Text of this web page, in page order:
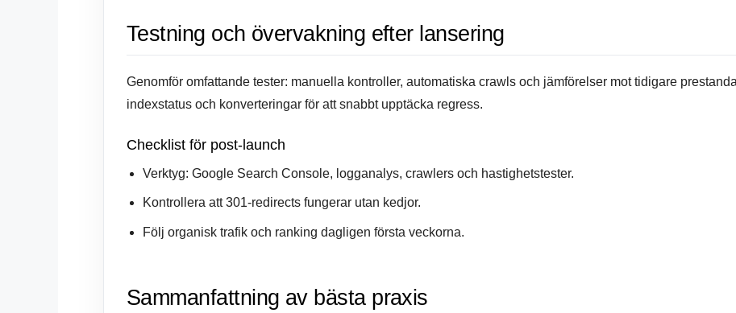
Testning och övervakning efter lansering
Genomför omfattande tester: manuella kontroller, automatiska crawls och jämförelser mot tidigare
indexstatus och konverteringar för att snabbt upptäcka regress.
Checklist för post-launch
Verktyg: Google Search Console, logganalys, crawlers och hastighetstester.
Kontrollera att 301-redirects fungerar utan kedjor.
Följ organisk trafik och ranking dagligen första veckorna.
Sammanfattning av bästa praxis